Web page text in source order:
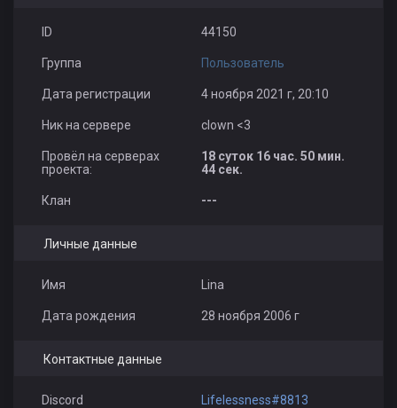
kichiro. Даша Степанцова KALININGRADSKIY
настюшк IFRAN Джокер
ID 44150
Группа Пользователь
Дата регистрации 4 ноября 2021 г, 20:10
Ник на сервере clown <3
Провёл на серверах
проекта:
18 суток 16 час. 50 мин.
44 сек.
Клан ---
Личные данные
Имя Lina
Дата рождения 28 ноября 2006 г
Контактные данные
Discord Lifelessness#8813